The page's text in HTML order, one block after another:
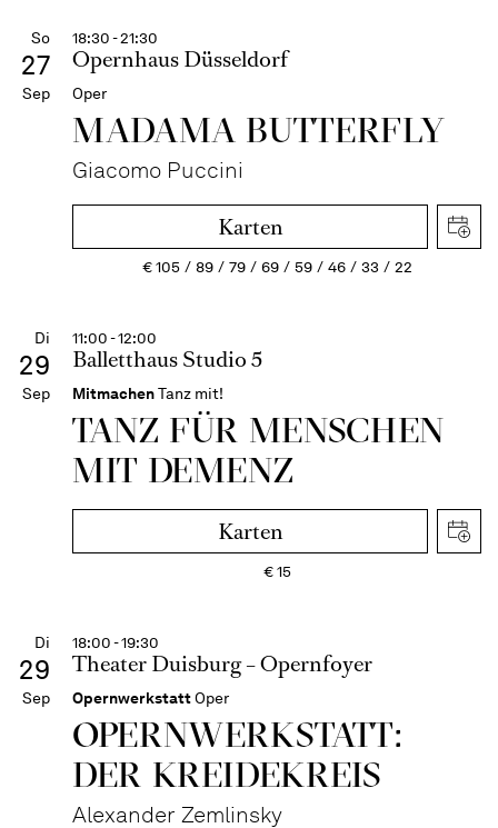
So
27
Sep
18:30 - 21:30
Opernhaus Düsseldorf
Oper
MADAMA BUTTER­FLY
Giacomo Puccini
Karten
€105 89 79 69 59 46 33 22
Di
29
Sep
11:00 - 12:00
Balletthaus Studio 5
MitmachenTanz mit!
TANZ FÜR MENSCHEN
MIT DEMENZ
Karten
€15
Di
29
Sep
18:00 - 19:30
Theater Duisburg – Opernfoyer
OpernwerkstattOper
OPERNWERKSTATT:
DER KREIDEKREIS
Alexander Zemlinsky